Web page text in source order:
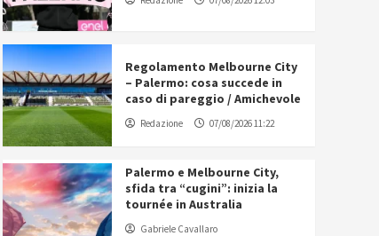
Regolamento Melbourne City
– Palermo: cosa succede in
caso di pareggio / Amichevole
Redazione 07/08/2026 11:22
Palermo e Melbourne City,
sfida tra “cugini”: inizia la
tournée in Australia
Gabriele Cavallaro